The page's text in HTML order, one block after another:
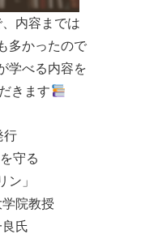
内容までは
多かったので
学べる内容を
きます
行
守る
ン」
院教授
氏